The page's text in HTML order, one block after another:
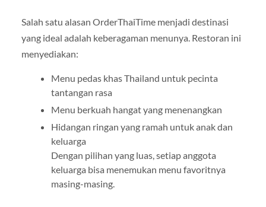
Salah satu alasan OrderThaiTime menjadi destinasi
yang ideal adalah keberagaman menunya. Restoran ini
menyediakan:
Menu pedas khas Thailand untuk pecinta
tantangan rasa
Menu berkuah hangat yang menenangkan
Hidangan ringan yang ramah untuk anak dan
keluarga
Dengan pilihan yang luas, setiap anggota
keluarga bisa menemukan menu favoritnya
masing-masing.